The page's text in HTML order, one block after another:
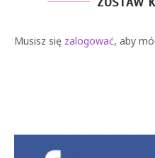
ZOSTAW
Musisz się zalogować, aby